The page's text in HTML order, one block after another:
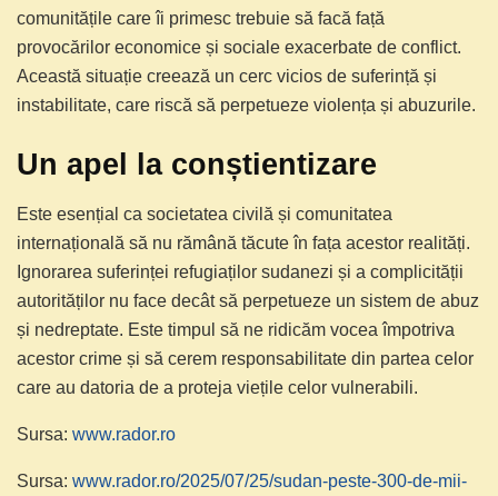
comunitățile care îi primesc trebuie să facă față
provocărilor economice și sociale exacerbate de conflict.
Această situație creează un cerc vicios de suferință și
instabilitate, care riscă să perpetueze violența și abuzurile.
Un apel la conștientizare
Este esențial ca societatea civilă și comunitatea
internațională să nu rămână tăcute în fața acestor realități.
Ignorarea suferinței refugiaților sudanezi și a complicității
autorităților nu face decât să perpetueze un sistem de abuz
și nedreptate. Este timpul să ne ridicăm vocea împotriva
acestor crime și să cerem responsabilitate din partea celor
care au datoria de a proteja viețile celor vulnerabili.
Sursa: www.rador.ro
Sursa: www.rador.ro/2025/07/25/sudan-peste-300-de-mii-